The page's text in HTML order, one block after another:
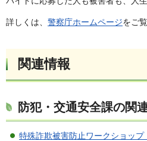
詳しくは、 警察庁ホームページをご
関連情報
防犯・交通安全課の関
特殊詐欺被害防止ワークショップ